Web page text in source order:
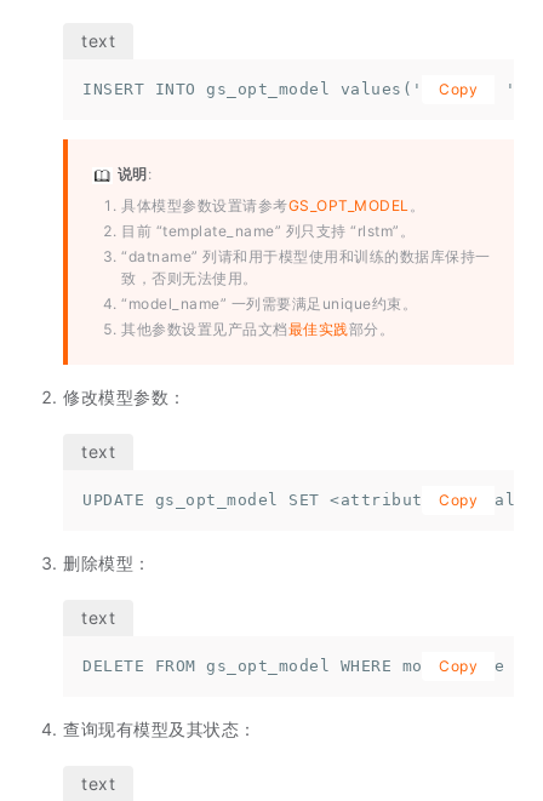
INSERT INTO gs_opt_model Copy
说明 :
具体模型参数设置请参考GS_OPT_MODEL。
目前 “template_name” 列只支持 “rlstm”。
“datname” 列请和用于模型使用和训练的数据库保持一
致，否则无法使用。
“model_name” 一列需要满足unique约束。
其他参数设置见产品文档最佳实践部分。
修改模型参数：
UPDATE gs_opt_model SET <attribute> =Copy
删除模型：
DELETE FROM gs_opt_model WHERE model_name
Copy
查询现有模型及其状态：